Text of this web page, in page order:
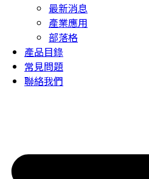
最新消息
產業應用
部落格
產品目錄
常見問題
聯絡我們